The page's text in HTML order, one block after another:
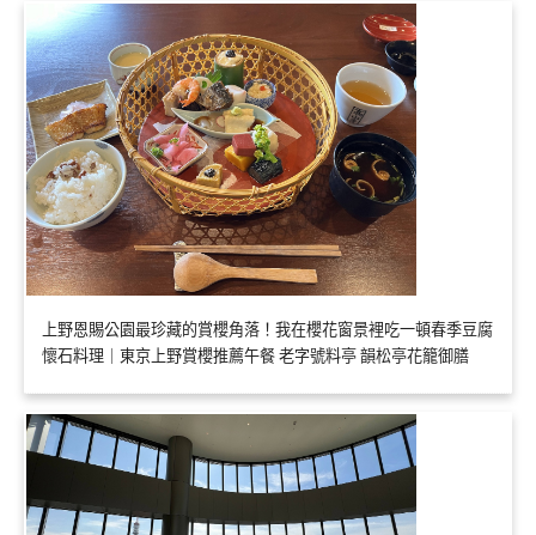
上野恩賜公園最珍藏的賞櫻角落！我在櫻花窗景裡吃一頓春季豆腐
懷石料理｜東京上野賞櫻推薦午餐 老字號料亭 韻松亭花籠御膳